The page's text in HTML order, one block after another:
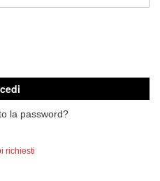
la password?